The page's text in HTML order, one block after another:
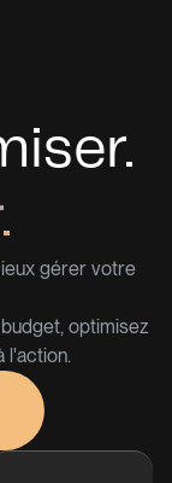
gérer votre
optimisez
l'action.